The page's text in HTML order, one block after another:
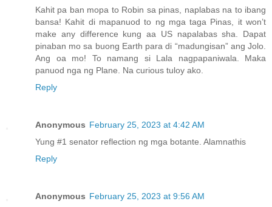
Kahit pa ban mopa to Robin sa pinas, naplabas na to ibang
bansa! Kahit di mapanuod to ng mga taga Pinas, it won’t
make any difference kung aa US napalabas sha. Dapat
pinaban mo sa buong Earth para di “madungisan” ang Jolo.
Ang oa mo! To namang si Lala nagpapaniwala. Maka
panuod nga ng Plane. Na curious tuloy ako.
Reply
Anonymous February 25, 2023 at 4:42 AM
Yung #1 senator reflection ng mga botante. Alamnathis
Reply
Anonymous February 25, 2023 at 9:56 AM